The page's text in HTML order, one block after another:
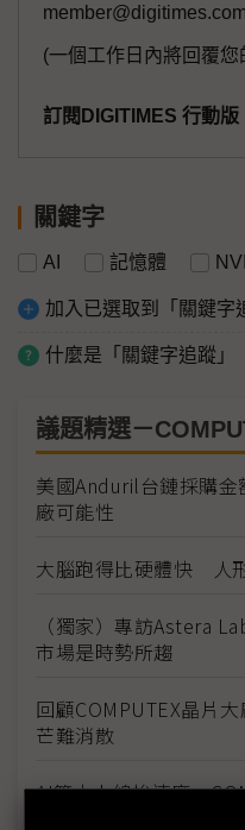
member@digitimes.com
(一個工作日內將回覆您
訂閱DIGITIMES 行動版
關鍵字
AI 記憶體
加入已選取到「關鍵字
什麼是「關鍵字追蹤」
議題精選－
美國Anduril台鏈採購
廠可能性
大腦跑得比硬體快 人
（獨家）專訪Astera
市場是時勢所趨
回顧COMPUTEX晶片
芒難消散
AI算力上線拚速度